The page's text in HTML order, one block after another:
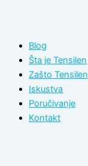
Blog
Šta je Tensilen
Zašto Tensilen
Iskustva
Poručivanje
Kontakt